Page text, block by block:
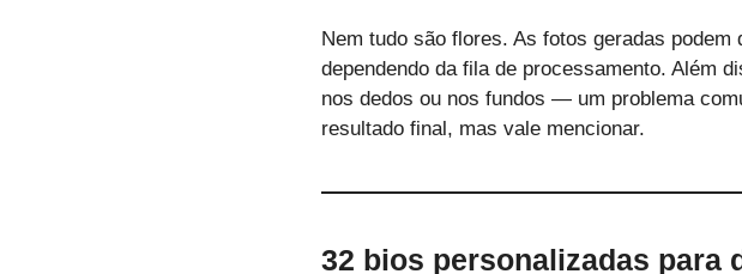
Nem tudo são flores. As fotos geradas podem
dependendo da fila de processamento. Além
nos dedos ou nos fundos — um problema
resultado final, mas vale mencionar.
32 bios personalizadas para